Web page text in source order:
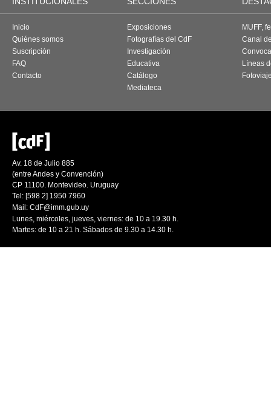
Inicio
Quiénes somos
Suscripción
FAQ
Contacto
Exposiciones
Fotografías del CdF
Investigación
Educativa
Catálogo
Mediateca
MUFF,
Canal
Líneas
Av. 18 de Julio 885
(entre Andes y Convención)
CP 11100. Montevideo. Uruguay
Tel: [598 2] 1950 7960
Mail: CdF@imm.gub.uy
Lunes, miércoles, jueves, viernes: de 10 a 19.30 h.
Martes: de 10 a 21 h. Sábados de 9.30 a 14.30 h.